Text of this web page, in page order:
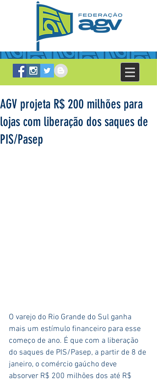
AGV projeta R$ 200 milhões para
lojas com liberação dos saques de
PIS/Pasep
O varejo do Rio Grande do Sul ganha
mais um estímulo financeiro para esse
começo de ano. É que com a liberação
do saques de PIS/Pasep, a partir de 8 de
janeiro, o comércio gaúcho deve
absorver R$ 200 milhões dos até R$